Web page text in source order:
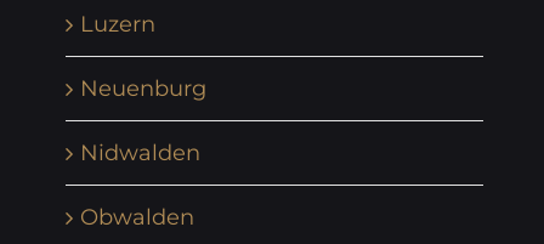
Luzern
Neuenburg
Nidwalden
Obwalden